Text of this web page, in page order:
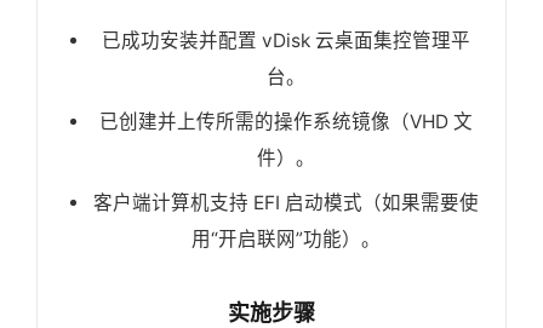
已成功安装并配置 vDisk 云桌面集控管理平
台。
已创建并上传所需的操作系统镜像（VHD 文
件）。
客户端计算机支持 EFI 启动模式（如果需要使
用“开启联网”功能）。
实施步骤